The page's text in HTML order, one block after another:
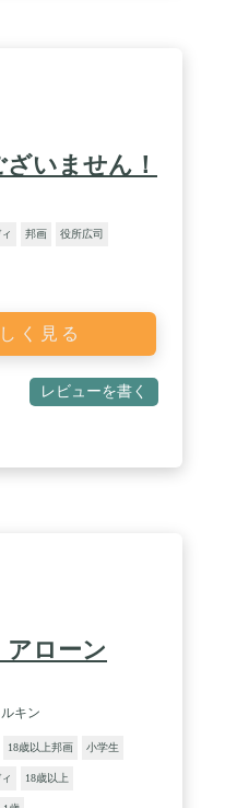
いません！
邦画 役所広司
く見る
レビューを書く
アローン
キン
18歳以上邦画 小学生
18歳以上